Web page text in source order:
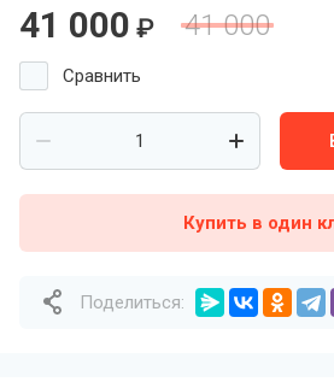
41 000
41 000 ₽
Сравнить
Купить в один
Поделиться: